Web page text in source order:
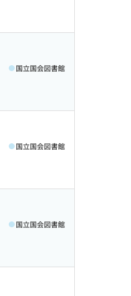
国立国会図書館
国立国会図書館
国立国会図書館